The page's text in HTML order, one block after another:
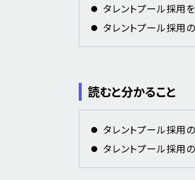
タレントプール採用
タレントプール採用
読むと分かること
タレントプール採用
タレントプール採用